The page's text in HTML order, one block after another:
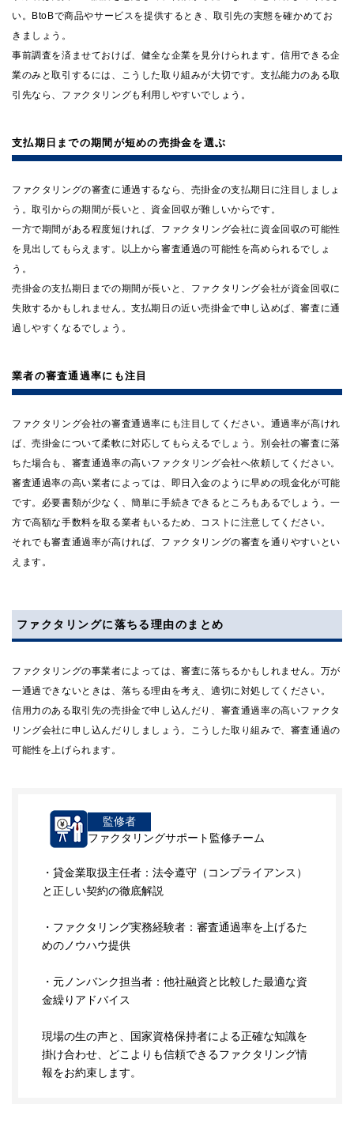
い。BtoBで商品やサービスを提供するとき、取引先の実態を確かめてお
きましょう。
事前調査を済ませておけば、健全な企業を見分けられます。信用できる企
業のみと取引するには、こうした取り組みが大切です。支払能力のある取
引先なら、ファクタリングも利用しやすいでしょう。
支払期日までの期間が短めの売掛金を選ぶ
ファクタリングの審査に通過するなら、売掛金の支払期日に注目しましょ
う。取引からの期間が長いと、資金回収が難しいからです。
一方で期間がある程度短ければ、ファクタリング会社に資金回収の可能性
を見出してもらえます。以上から審査通過の可能性を高められるでしょ
う。
売掛金の支払期日までの期間が長いと、ファクタリング会社が資金回収に
失敗するかもしれません。支払期日の近い売掛金で申し込めば、審査に通
過しやすくなるでしょう。
業者の審査通過率にも注目
ファクタリング会社の審査通過率にも注目してください。通過率が高けれ
ば、売掛金について柔軟に対応してもらえるでしょう。別会社の審査に落
ちた場合も、審査通過率の高いファクタリング会社へ依頼してください。
審査通過率の高い業者によっては、即日入金のように早めの現金化が可能
です。必要書類が少なく、簡単に手続きできるところもあるでしょう。一
方で高額な手数料を取る業者もいるため、コストに注意してください。
それでも審査通過率が高ければ、ファクタリングの審査を通りやすいとい
えます。
ファクタリングに落ちる理由のまとめ
ファクタリングの事業者によっては、審査に落ちるかもしれません。万が
一通過できないときは、落ちる理由を考え、適切に対処してください。
信用力のある取引先の売掛金で申し込んだり、審査通過率の高いファクタ
リング会社に申し込んだりしましょう。こうした取り組みで、審査通過の
可能性を上げられます。
監修者
ファクタリングサポート監修チーム
・貸金業取扱主任者：法令遵守（コンプライアンス）
と正しい契約の徹底解説
・ファクタリング実務経験者：審査通過率を上げるた
めのノウハウ提供
・元ノンバンク担当者：他社融資と比較した最適な資
金繰りアドバイス
現場の生の声と、国家資格保持者による正確な知識を
掛け合わせ、どこよりも信頼できるファクタリング情
報をお約束します。